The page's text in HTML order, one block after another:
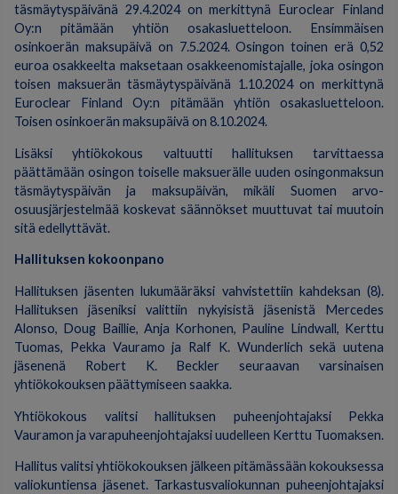
täsmäytyspäivänä 29.4.2024 on merkittynä Euroclear Finland
Oy:n pitämään yhtiön osakasluetteloon. Ensimmäisen
osinkoerän maksupäivä on 7.5.2024. Osingon toinen erä 0,52
euroa osakkeelta maksetaan osakkeenomistajalle, joka osingon
toisen maksuerän täsmäytyspäivänä 1.10.2024 on merkittynä
Euroclear Finland Oy:n pitämään yhtiön osakasluetteloon.
Toisen osinkoerän maksupäivä on 8.10.2024.
Lisäksi yhtiökokous valtuutti hallituksen tarvittaessa
päättämään osingon toiselle maksuerälle uuden osingonmaksun
täsmäytyspäivän ja maksupäivän, mikäli Suomen arvo-
osuusjärjestelmää koskevat säännökset muuttuvat tai muutoin
sitä edellyttävät.
Hallituksen kokoonpano
Hallituksen jäsenten lukumääräksi vahvistettiin kahdeksan (8).
Hallituksen jäseniksi valittiin nykyisistä jäsenistä Mercedes
Alonso, Doug Baillie, Anja Korhonen, Pauline Lindwall, Kerttu
Tuomas, Pekka Vauramo ja Ralf K. Wunderlich sekä uutena
jäsenenä Robert K. Beckler seuraavan varsinaisen
yhtiökokouksen päättymiseen saakka.
Yhtiökokous valitsi hallituksen puheenjohtajaksi Pekka
Vauramon ja varapuheenjohtajaksi uudelleen Kerttu Tuomaksen.
Hallitus valitsi yhtiökokouksen jälkeen pitämässään kokouksessa
valiokuntiensa jäsenet. Tarkastusvaliokunnan puheenjohtajaksi